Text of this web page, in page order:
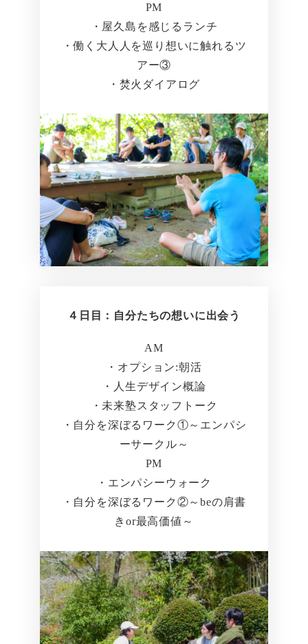
PM
・屋久島を感じるランチ
・働く大人人を巡り想いに触れるツ
アー③
・焚火ダイアログ
４日目：自分たちの想いに出会う
AM
・オプション:朝活
・人生デザイン概論
・未来塾スタッフトーク
・自分を深ぼるワーク①～エンパシ
ーサークル～
PM
・エンパシーウォーク
・自分を深ぼるワーク②～beの肩書
きor最高価値～